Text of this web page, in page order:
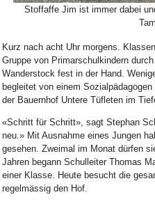
Bild Legende:
Stoffaffe Jim ist immer dabei
Kurz nach acht Uhr morgens.
Gruppe von Primarschulkindern
Wanderstock fest in der Hand.
begleitet von einem
der Bauernhof Untere Tüfleten im
«Schritt für Schritt», sagt Stephan
neu.» Mit Ausnahme eines Jungen
gesehen. Zweimal im Monat dürfen
Jahren begann Schulleiter Thomas
einer Klasse. Heute besucht die
regelmässig den Hof.